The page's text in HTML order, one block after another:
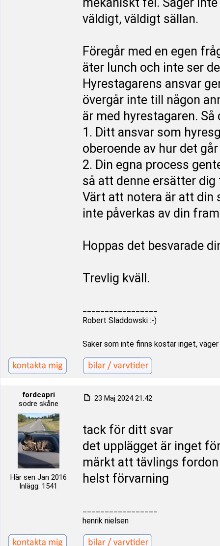
väldigt, väldigt sällan.
Föregår med en egen
äter lunch och inte ser
Hyrestagarens ansvar
övergår inte till någon
är med hyrestagaren.
1. Ditt ansvar som
oberoende av hur det
2. Din egna process
så att denne ersätter
Värt att notera är att din
inte påverkas av din
Hoppas det besvarade
Trevlig kväll.
Robert Sladdowski :-)
Saker som inte finns kostar inget,
fordcapri
södre skåne
Här sen Jan 2016
Inlägg: 1541
23 Maj 2024 21:42
tack för ditt svar
det upplägget är inget
märkt att tävlings
helst förvarning
henrik nielsen